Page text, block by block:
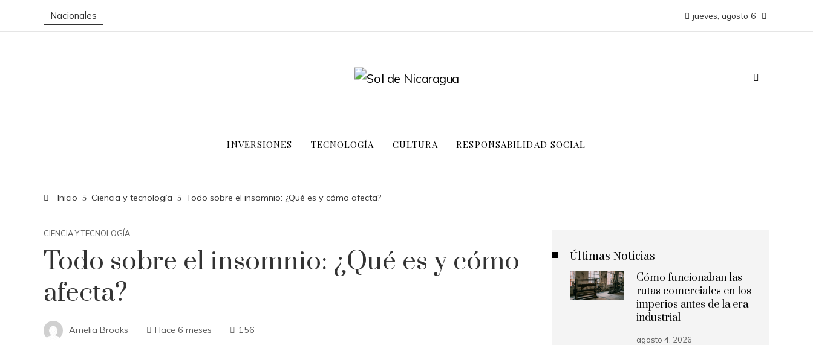
Nacionales jueves, agosto 6
INVERSIONES TECNOLOGÍA CULTURA RESPONSABILIDAD SOCIAL
Inicio Ciencia y tecnología Todo sobre el insomnio: ¿Qué es y cómo afecta?
CIENCIA Y TECNOLOGÍA
Todo sobre el insomnio: ¿Qué es y cómo
afecta?
Amelia Brooks Hace 6 meses 156
Últimas Noticias
Cómo funcionaban las
rutas comerciales en los
imperios antes de la era
industrial
agosto 4, 2026